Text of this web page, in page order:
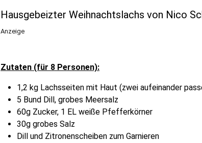
Hausgebeizter Weihnachtslachs von Nico
Anzeige
Zutaten (für 8 Personen):
1,2 kg Lachsseiten mit Haut (zwei aufeinander
5 Bund Dill, grobes Meersalz
60g Zucker, 1 EL weiße Pfefferkörner
30g grobes Salz
Dill und Zitronenscheiben zum Garnieren